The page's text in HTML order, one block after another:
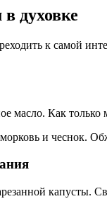
духовке
к самой
масло. Как
и чеснок.
капусты.